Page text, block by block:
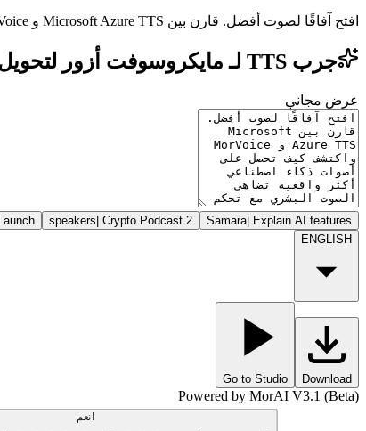
افتح آفاقًا لصوت أفضل. قارن بين Microsoft Azure TTS و MorVoice واكتشف كيف تحصل على أصوات ذكاء اصطناعي أكثر واقعية تضاهي الصوت البشري مع تحكم إبداعي احترافي.
جرب TTS لـ مايكروسوفت أزور لتحويل النص إلى كلام ضد مورفويس: اختيار البنية التحتية العصبية المثالية
عرض مجاني
Samara| Explain AI features
2 speakers
| Crypto Podcast
ENGLISH
Download
Go to Studio
Powered by MorAI V3.1 (Beta)
نعم!